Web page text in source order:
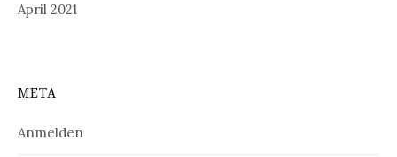
April 2021
META
Anmelden